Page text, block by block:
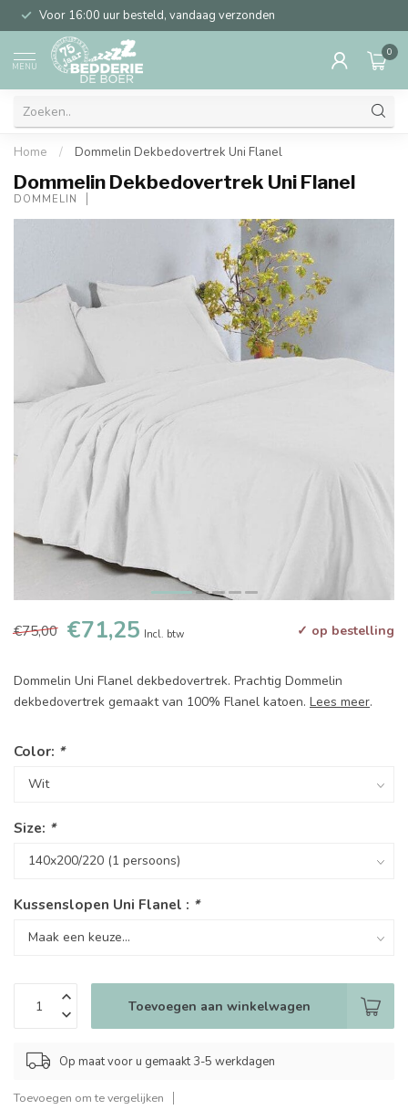
Voor 16:00 uur besteld, vandaag verzonden
MENU
0
Home / Dommelin Dekbedovertrek Uni Flanel
Dommelin Dekbedovertrek Uni Flanel
DOMMELIN
€75,00 €71,25 Incl. btw ✓ op bestelling
Dommelin Uni Flanel dekbedovertrek. Prachtig Dommelin
dekbedovertrek gemaakt van 100% Flanel katoen. Lees meer.
Color: *
Size: *
Kussenslopen Uni Flanel : *
Toevoegen aan winkelwagen
Op maat voor u gemaakt 3-5 werkdagen
Toevoegen om te vergelijken